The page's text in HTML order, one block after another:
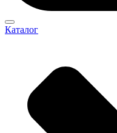
Каталог